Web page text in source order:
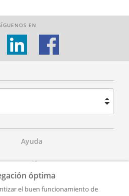
EN
Ayuda
Tarifas
Aviso Legal
óptima
el buen funcionamiento de